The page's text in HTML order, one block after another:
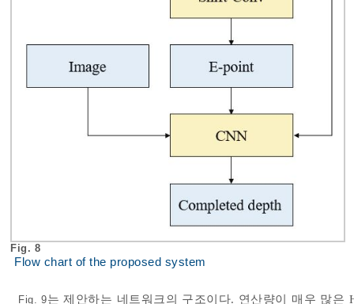
Fig. 8
Flow chart of the proposed system
Fig. 9는 제안하는 네트워크의 구조이다. 연산량이 매우 많은